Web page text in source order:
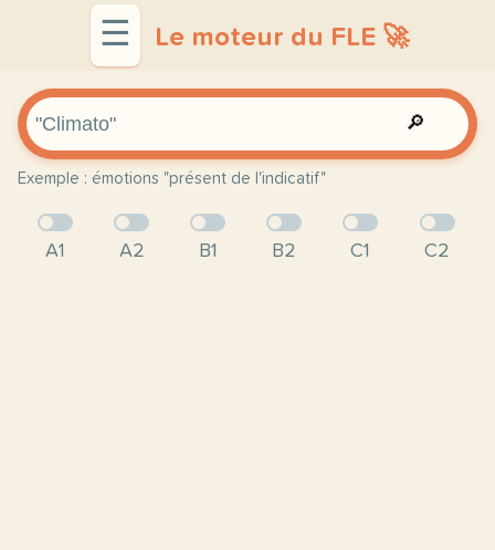
☰ Le moteur du FLE 🚀
🔎
Exemple : émotions "présent de l'indicatif"
A1 A2 B1 B2 C1 C2